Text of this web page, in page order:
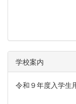
学校案内
令和９年度入学生